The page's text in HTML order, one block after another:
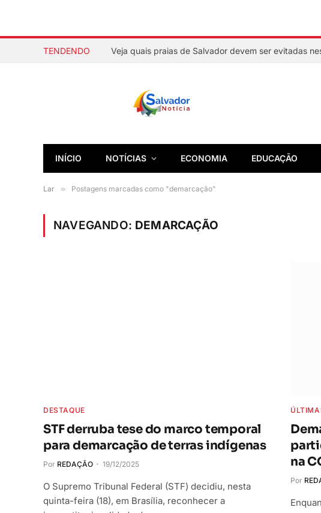
TENDENDO
INÍCIO NOTÍCIAS ECONOMIA EDUCAÇÃO
Lar » Postagens marcadas como "demarcação"
NAVEGANDO: DEMARCAÇÃO
DESTAQUE
STF derruba tese do marco temporal
para demarcação de terras indígenas
Por REDAÇÃO 19/12/2025
O Supremo Tribunal Federal (STF) decidiu, nesta
quinta-feira (18), em Brasília, reconhecer a
na
Por